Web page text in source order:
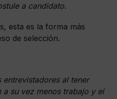
a candidato.
esta es la forma más
de selección.
entrevistadores al tener
a su vez menos trabajo y el